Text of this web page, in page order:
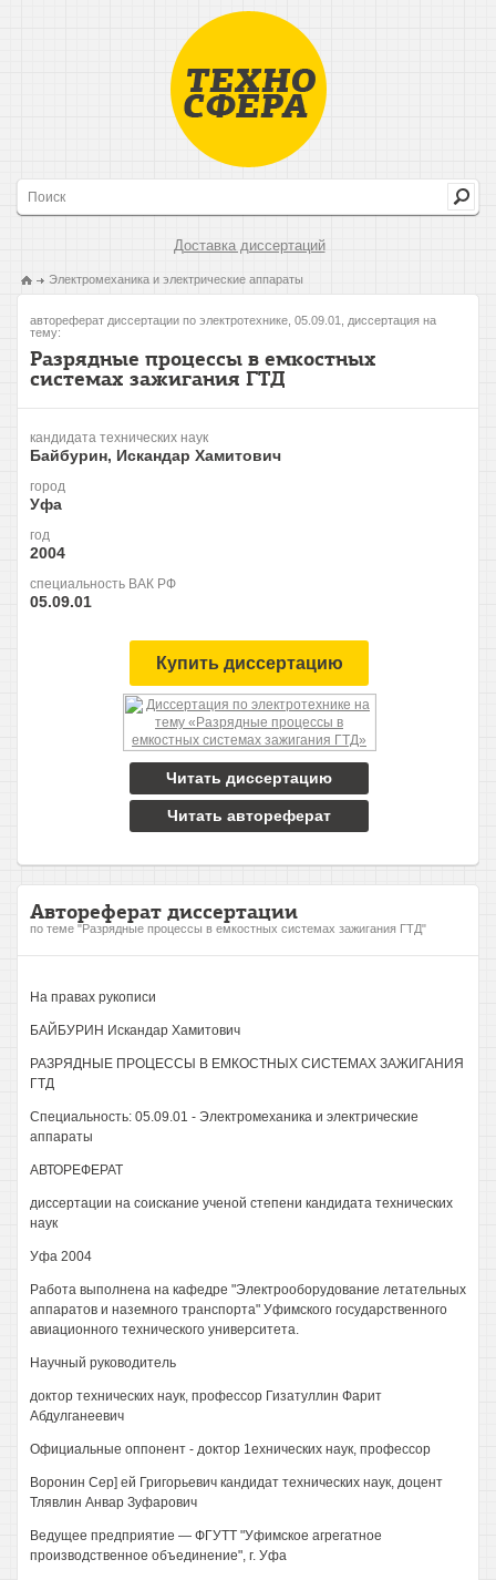
Доставка диссертаций
Электромеханика и электрические аппараты
автореферат диссертации по электротехнике, 05.09.01, диссертация на
тему:
Разрядные процессы в емкостных
системах зажигания ГТД
кандидата технических наук
Байбурин, Искандар Хамитович
город
Уфа
год
2004
специальность ВАК РФ
05.09.01
Купить диссертацию
Читать диссертацию
Читать автореферат
Автореферат диссертации
по теме "Разрядные процессы в емкостных системах зажигания ГТД"
На правах рукописи
БАЙБУРИН Искандар Хамитович
РАЗРЯДНЫЕ ПРОЦЕССЫ В ЕМКОСТНЫХ СИСТЕМАХ ЗАЖИГАНИЯ
ГТД
Специальность: 05.09.01 - Электромеханика и электрические
аппараты
АВТОРЕФЕРАТ
диссертации на соискание ученой степени кандидата технических
наук
Уфа 2004
Работа выполнена на кафедре "Электрооборудование летательных
аппаратов и наземного транспорта" Уфимского государственного
авиационного технического университета.
Научный руководитель
доктор технических наук, профессор Гизатуллин Фарит
Абдулганеевич
Официальные оппонент - доктор 1ехнических наук, профессор
Воронин Сер] ей Григорьевич кандидат технических наук, доцент
Тлявлин Анвар Зуфарович
Ведущее предприятие — ФГУТТ "Уфимское агрегатное
производственное объединение", г. Уфа